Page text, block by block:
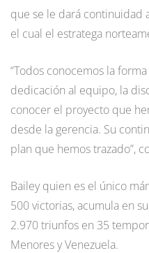
que se le dará continuidad
el cual el estratega
“Todos conocemos la
dedicación al equipo, la
conocer el proyecto que
desde la gerencia. Su
plan que hemos trazado”,
Bailey quien es el único
500 victorias, acumula en
2.970 triunfos en 35
Menores y Venezuela.